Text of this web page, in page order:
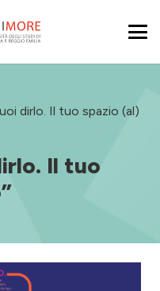
dirlo. Il tuo spazio (al)
Il tuo